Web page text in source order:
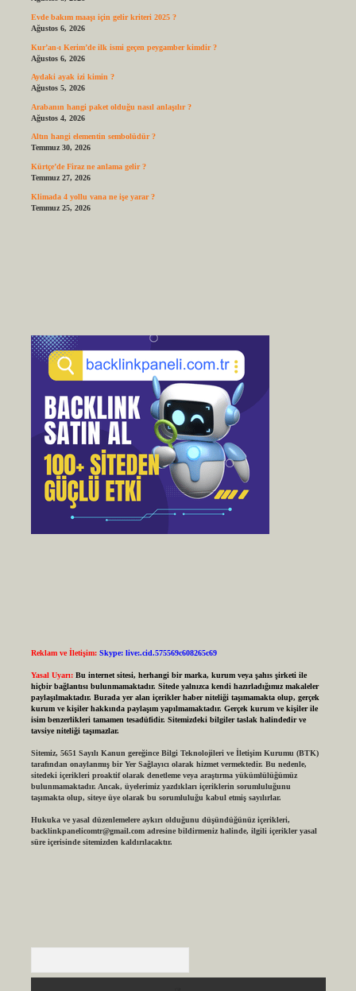
Evde bakım maaşı için gelir kriteri 2025 ?
Ağustos 6, 2026
Kur’an-ı Kerim’de ilk ismi geçen peygamber kimdir ?
Ağustos 6, 2026
Aydaki ayak izi kimin ?
Ağustos 5, 2026
Arabanın hangi paket olduğu nasıl anlaşılır ?
Ağustos 4, 2026
Altın hangi elementin sembolüdür ?
Temmuz 30, 2026
Kürtçe’de Firaz ne anlama gelir ?
Temmuz 27, 2026
Klimada 4 yollu vana ne işe yarar ?
Temmuz 25, 2026
Reklam ve İletişim: Skype: live:.cid.575569c608265c69
Yasal Uyarı: Bu internet sitesi, herhangi bir marka, kurum veya şahıs şirketi ile
hiçbir bağlantısı bulunmamaktadır. Sitede yalnızca kendi hazırladığımız makaleler
paylaşılmaktadır. Burada yer alan içerikler haber niteliği taşımamakta olup, gerçek
kurum ve kişiler hakkında paylaşım yapılmamaktadır. Gerçek kurum ve kişiler ile
isim benzerlikleri tamamen tesadüfidir. Sitemizdeki bilgiler taslak halindedir ve
tavsiye niteliği taşımazlar.
Sitemiz, 5651 Sayılı Kanun gereğince Bilgi Teknolojileri ve İletişim Kurumu (BTK)
tarafından onaylanmış bir Yer Sağlayıcı olarak hizmet vermektedir. Bu nedenle,
sitedeki içerikleri proaktif olarak denetleme veya araştırma yükümlülüğümüz
bulunmamaktadır. Ancak, üyelerimiz yazdıkları içeriklerin sorumluluğunu
taşımakta olup, siteye üye olarak bu sorumluluğu kabul etmiş sayılırlar.
Hukuka ve yasal düzenlemelere aykırı olduğunu düşündüğünüz içerikleri,
backlinkpanelicomtr@gmail.comadresine bildirmeniz halinde, ilgili içerikler yasal
süre içerisinde sitemizden kaldırılacaktır.